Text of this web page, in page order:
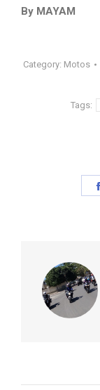
By MAYAM
Category: Motos
Tags: